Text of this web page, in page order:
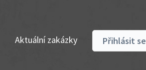
Aktuální zakázky Přihlásit se